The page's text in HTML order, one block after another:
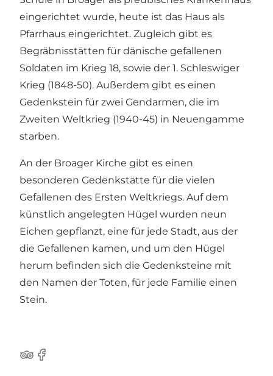
eingerichtet wurde, heute ist das Haus als
Pfarrhaus eingerichtet. Zugleich gibt es
Begräbnisstätten für dänische gefallenen
Soldaten im Krieg 18, sowie der 1. Schleswiger
Krieg (1848-50). Außerdem gibt es einen
Gedenkstein für zwei Gendarmen, die im
Zweiten Weltkrieg (1940-45) in Neuengamme
starben.
An der Broager Kirche gibt es einen
besonderen Gedenkstätte für die vielen
Gefallenen des Ersten Weltkriegs. Auf dem
künstlich angelegten Hügel wurden neun
Eichen gepflanzt, eine für jede Stadt, aus der
die Gefallenen kamen, und um den Hügel
herum befinden sich die Gedenksteine ​​mit
den Namen der Toten, für jede Familie einen
Stein.
Tripadvisor
Facebook